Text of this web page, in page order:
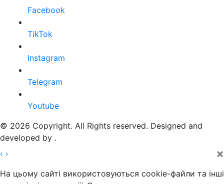
Facebook
TikTok
Instagram
Telegram
Youtube
© 2026 Copyright. All Rights reserved. Designed and
developed by .
‹ › ×
На цьому сайті використовуються cookie-файли та інші